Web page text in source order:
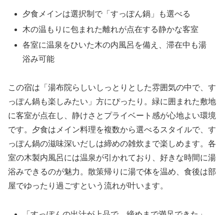
夕食メインは選択制で「すっぽん鍋」も選べる
木の温もりに包まれた離れが点在する静かな客室
各室に温泉をひいた木の内風呂を備え、滞在中も湯
浴み可能
この宿は「湯布院らしいしっとりとした雰囲気の中で、す
っぽん鍋も楽しみたい」方にぴったり。緑に囲まれた敷地
に客室が点在し、静けさとプライベート感が心地よい環境
です。夕食はメイン料理を複数から選べるスタイルで、す
っぽん鍋の滋味深いだしは締めの雑炊まで楽しめます。各
室の木製内風呂には温泉が引かれており、好きな時間に湯
浴みできるのが魅力。散策帰りに湯で体を温め、食後は部
屋でゆったり過ごすという流れが叶います。